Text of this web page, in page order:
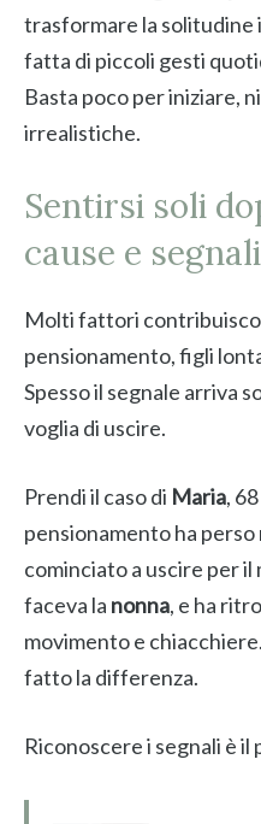
trasformare la solitudine
fatta di piccoli gesti
Basta poco per iniziare,
irrealistiche.
Sentirsi soli
cause e
Molti fattori
pensionamento, figli
Spesso il segnale arriva
voglia di uscire.
Prendi il caso di Maria,
pensionamento ha
cominciato a uscire per
faceva la nonna, e ha
movimento e
fatto la differenza.
Riconoscere i segnali è il